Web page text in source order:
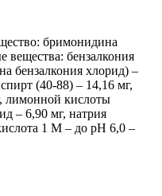
бримонидина
вещества: бензалкония
бензалкония хлорид) –
(40-88) – 14,16 мг,
лимонной кислоты
– 6,90 мг, натрия
1 М – до pH 6,0 –